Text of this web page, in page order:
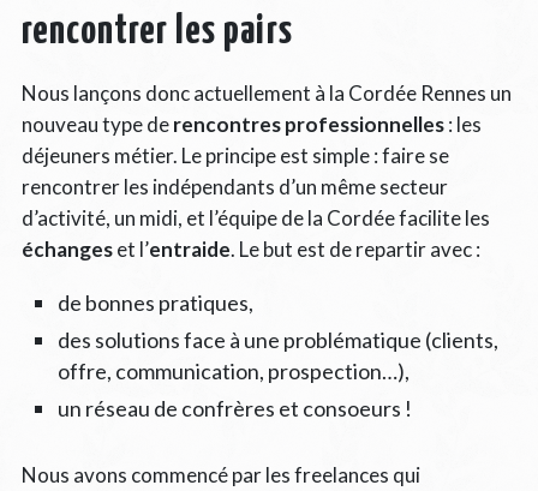
rencontrer les pairs
Nous lançons donc actuellement à la Cordée Rennes un
nouveau type derencontres professionnelles: les
déjeuners métier. Le principe est simple : faire se
rencontrer les indépendants d’un même secteur
d’activité, un midi, et l’équipe de la Cordée facilite les
échangeset l’entraide. Le but est de repartir avec :
de bonnes pratiques,
des solutions face à une problématique (clients,
offre, communication, prospection…),
un réseau de confrères et consoeurs !
Nous avons commencé par les freelances qui